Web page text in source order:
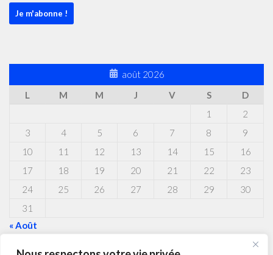
août 2026
L
M M J V S
D
1
2
3
4 5 6 7 8
9
10
11 12 13 14 15
16
17
18 19 20 21 22
23
24
25 26 27 28 29
30
31
« Août